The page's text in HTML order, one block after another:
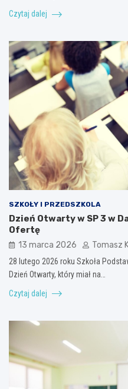
Czytaj dalej
SZKOŁY I PRZEDSZKOLA
Dzień Otwarty w SP 3 w
Ofertę
13 marca 2026 Tomasz
28 lutego 2026 roku Szkoła
Dzień Otwarty, który miał na…
Czytaj dalej